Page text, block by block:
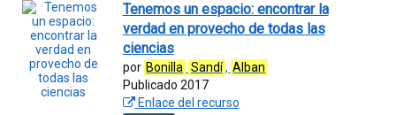
Tenemos un espacio: encontrar la
verdad en provecho de todas las
ciencias
por Bonilla Sandí, Alban
Publicado 2017
Enlace del recurso